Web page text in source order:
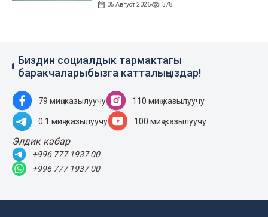
05 Август 2026 378
Биздин социалдык тармактагы
баракчаларыбызга катталыңыздар!
79 миң жазылуучу 110 миң жазылуучу
0.1 миң жазылуучу 100 миң жазылуучу
Элдик кабар
+996 777 1937 00
+996 777 1937 00